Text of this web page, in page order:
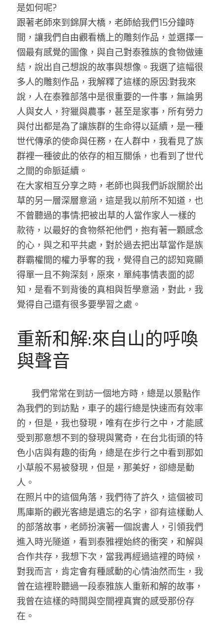
是如何呢?
跟著老師來到錦屏大橋，老師給我們15分鐘時
間，讓我們自由觀看橋上的雕刻作品，並選擇一
個最有感覺的圖像，與自己對泰雅族的食物做連
結，說出自己想說的故事與想像。我選了這幅很
多人的雕刻作品，我解釋了這樣的原因:對我來
說，人在泰雅部落中是很重要的一件事，無論男
人與女人，狩獵與農事，甚至是家事，所有勞力
與付出都是為了讓族群的生命得以延續，是一種
世代傳承的使命與任務，在人群中，我看見了族
群裡一種彼此的依存的相互關係，也看到了世代
之間的命脈延續。
在大家相互分享之時，老師也與我們訴說關於出
草的另一層深層意涵，這是我以前所不知道，也
不曾聽過的事情:把被出草的人當作家人一樣的
款待，以最好的食物祭祀他們，抱有著一顆感念
的心，與之和平共處，對於過去把出草當作是族
群霸權間的權力爭奪的我，覺得自己的認知竟顯
得單一且不夠深刻，原來，單純事情表面的認
知，是看不到背後的真相與哲學意涵，對此，我
覺得自己還有很多要學習之處。
重新和解:來自山的呼喚
與聲音
為我們的到訪點，車子的趨行總是快速而有效率
的，但是，我也發現，唯有在步行之中，才能感
受到那意想不到的發現與驚奇，在台北街頭的特
色小店與有趣的街角，總是在步行之中看到那如
小草般不易被發現，但是，那美好，卻總是動
人。
在照片中的這個角落，我們待了許久，這個被司
馬庫斯的觀光客總是遺忘的名字，卻有這樣動人
的部落故事，老師扮演著一個說書人，引領我們
進入時光隧道，看到泰雅裡始終的衝突，和解與
合作共存，我想下次，當我再經過這裡的時候，
對我而言，肯定會有種感動的心情油然而生，我
曾在這裡聆聽過一段泰雅族人重新和解的故事，
我曾在這樣的時間與空間裡真實的感受那份存
在。